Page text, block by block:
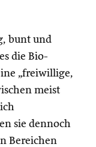
bunt und
die Bio-
„freiwillige,
meist
sie dennoch
Bereichen